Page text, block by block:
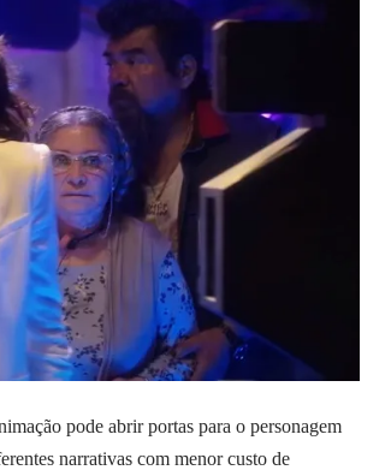
pode abrir portas para o personagem
narrativas com menor custo de